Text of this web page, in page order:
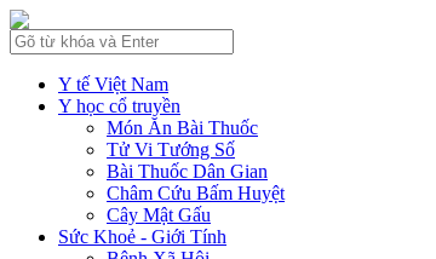
Y tế Việt Nam
Y học cổ truyền
Món Ăn Bài Thuốc
Tử Vi Tướng Số
Bài Thuốc Dân Gian
Châm Cứu Bấm Huyệt
Cây Mật Gấu
Sức Khoẻ - Giới Tính